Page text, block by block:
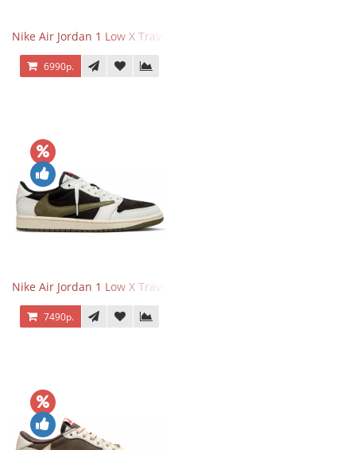
Nike Air Jordan 1 Low X Travis Scott Black Phantom
6990р.
Nike Air Jordan 1 Low X Travis Scott Olive
7490р.